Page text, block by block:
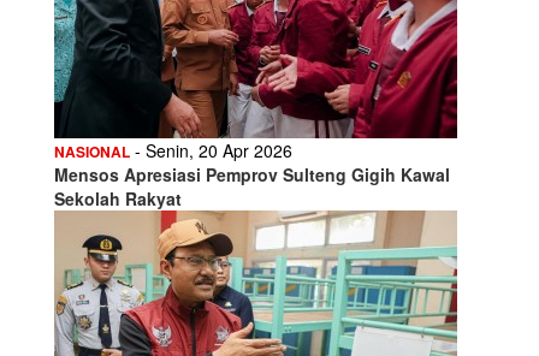
NASIONAL - Senin, 20 Apr 2026
Mensos Apresiasi Pemprov Sulteng Gigih Kawal
Sekolah Rakyat